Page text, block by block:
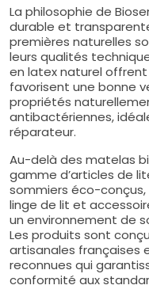
La philosophie de
durable et
premières naturelles
leurs qualités
en latex naturel
favorisent une bonne
propriétés
antibactériennes,
réparateur.
Au-delà des matelas
gamme d’articles de
sommiers éco-
linge de lit et
un environnement de
Les produits sont
artisanales françaises
reconnues qui
conformité aux